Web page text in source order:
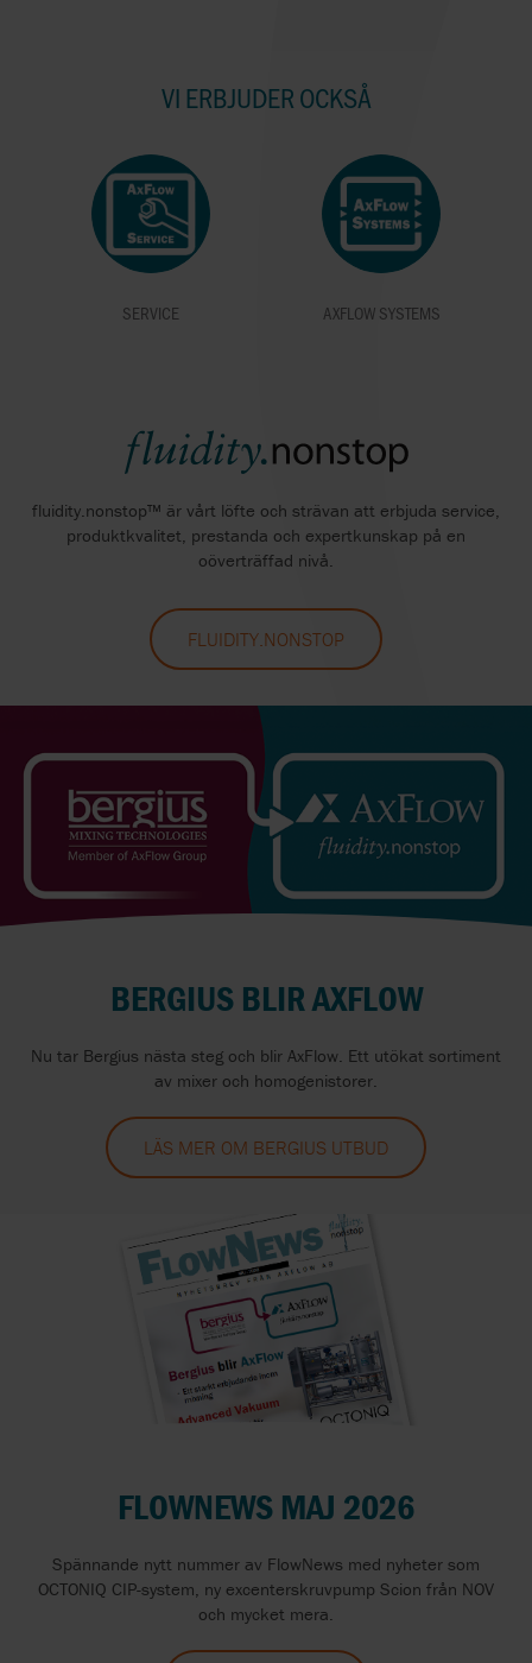
VI ERBJUDER OCKSÅ
SERVICE AXFLOW SYSTEMS
fluidity.nonstop™ är vårt löfte och strävan att erbjuda service,
produktkvalitet, prestanda och expertkunskap på en
oöverträffad nivå.
FLUIDITY.NONSTOP
BERGIUS BLIR AXFLOW
Nu tar Bergius nästa steg och blir AxFlow. Ett utökat sortiment
av mixer och homogenistorer.
LÄS MER OM BERGIUS UTBUD
FLOWNEWS MAJ 2026
Spännande nytt nummer av FlowNews med nyheter som
OCTONIQ CIP-system, ny excenterskruvpump Scion från NOV
och mycket mera.